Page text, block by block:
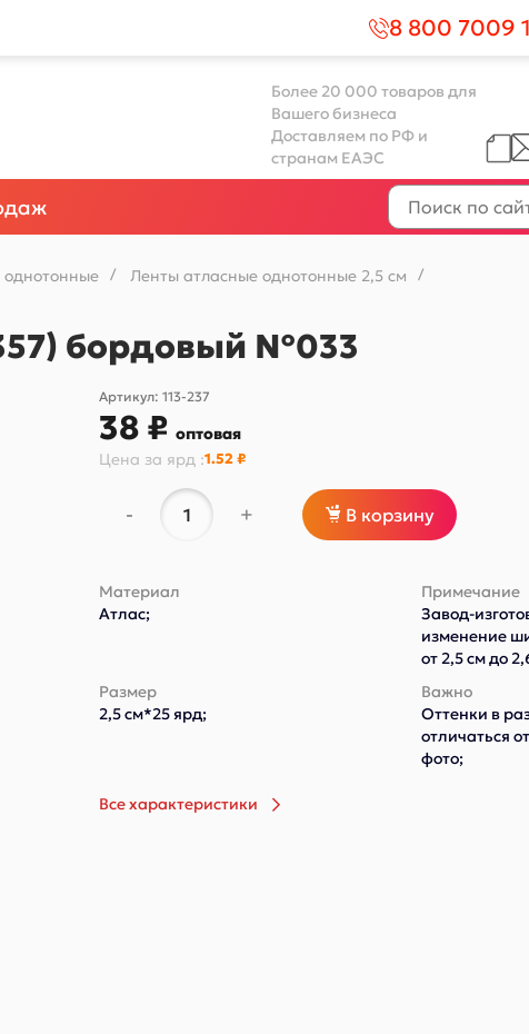
8 800 7009
Более 20 000 товаров для
Вашего бизнеса
Доставляем по РФ и
странам ЕАЭС
/ Ленты атласные однотонные 2,5 см
/
бордовый №033
Артикул:113-237
38 ₽оптовая
Цена за ярд :1.52 ₽
- + В корзину
Материал
Атлас;
Примечание
Завод-
изменение
от 2,5 см до
Размер
2,5 см*25 ярд;
Важно
Оттенки в
отличаться
фото;
Все характеристики